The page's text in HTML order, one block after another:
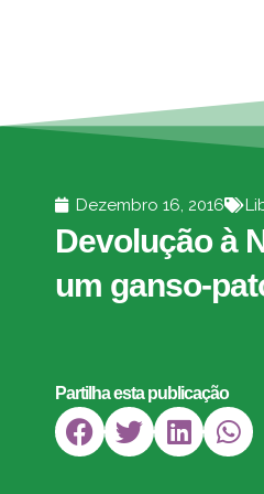
Dezembro 16, 2016
Devolução à
um ganso-
Partilha esta publicação